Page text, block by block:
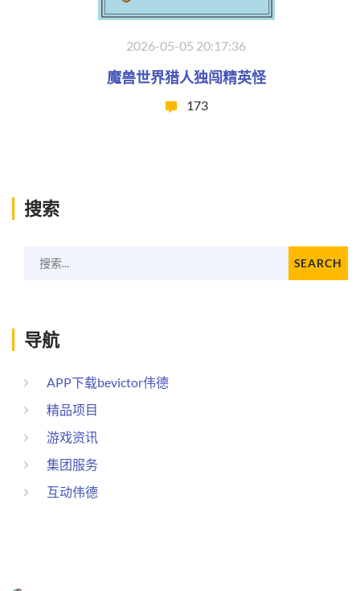
2026-05-05 20:17:36
魔兽世界猎人独闯精英怪
173
搜索
搜索... SEARCH
导航
APP下载bevictor伟德
精品项目
游戏资讯
集团服务
互动伟德